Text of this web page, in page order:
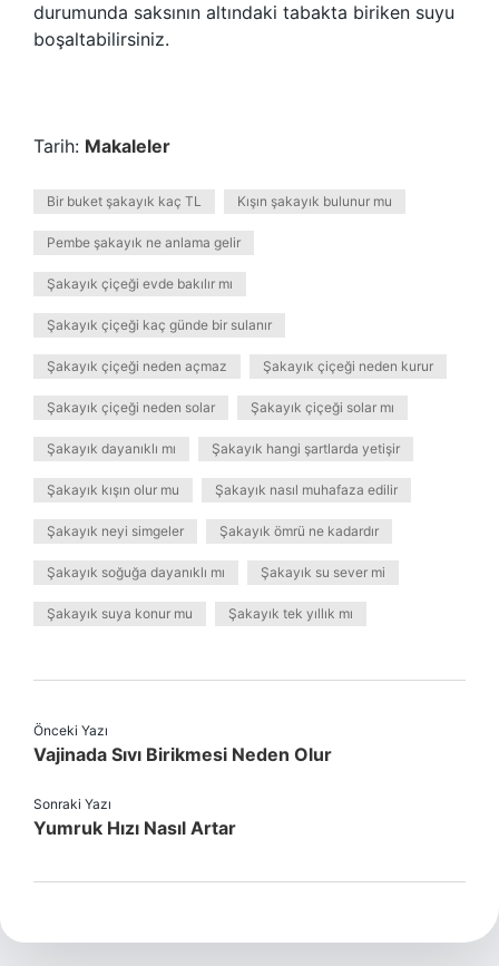
durumunda saksının altındaki tabakta biriken suyu
boşaltabilirsiniz.
Tarih: Makaleler
Bir buket şakayık kaç TL Kışın şakayık bulunur mu
Pembe şakayık ne anlama gelir
Şakayık çiçeği evde bakılır mı
Şakayık çiçeği kaç günde bir sulanır
Şakayık çiçeği neden açmaz Şakayık çiçeği neden kurur
Şakayık çiçeği neden solar Şakayık çiçeği solar mı
Şakayık dayanıklı mı Şakayık hangi şartlarda yetişir
Şakayık kışın olur mu Şakayık nasıl muhafaza edilir
Şakayık neyi simgeler Şakayık ömrü ne kadardır
Şakayık soğuğa dayanıklı mı Şakayık su sever mi
Şakayık suya konur mu Şakayık tek yıllık mı
Önceki Yazı
Vajinada Sıvı Birikmesi Neden Olur
Sonraki Yazı
Yumruk Hızı Nasıl Artar